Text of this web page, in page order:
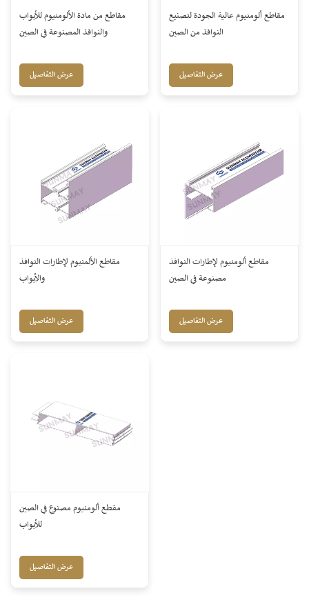
مقاطع من مادة الألومنيوم للأبواب
والنوافذ المصنوعة في الصين
عرض التفاصيل
مقاطع ألومنيوم عالية الجودة لتصنيع
النوافذ من الصين
عرض التفاصيل
مقاطع الألمنيوم لإطارات النوافذ
والأبواب
عرض التفاصيل
مقاطع ألومنيوم لإطارات النوافذ
مصنوعة في الصين
عرض التفاصيل
مقطع ألومنيوم مصنوع في الصين
للأبواب
عرض التفاصيل